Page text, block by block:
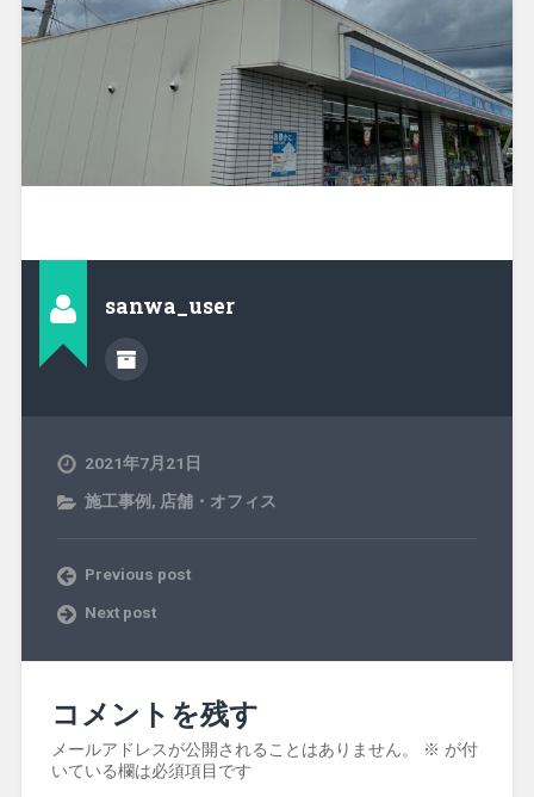
sanwa_user
2021年7月21日
施工事例, 店舗・オフィス
Previous post
Next post
コメントを残す
メールアドレスが公開されることはありません。 ※ が付
いている欄は必須項目です